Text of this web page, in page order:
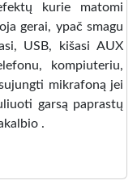
kurie matomi
gerai, ypač smagu
USB, kišasi AUX
kompiuteriu,
mikrafoną jei
garsą paprastų
.